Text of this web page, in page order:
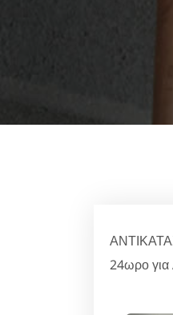
24ωρο για